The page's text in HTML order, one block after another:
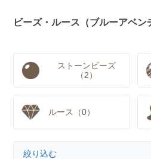
ビーズ・ルース（ブルーアベン
ストーンビーズ
（2）
ルース（0）
絞り込む